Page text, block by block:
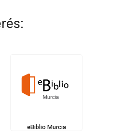
eBiblio Murcia